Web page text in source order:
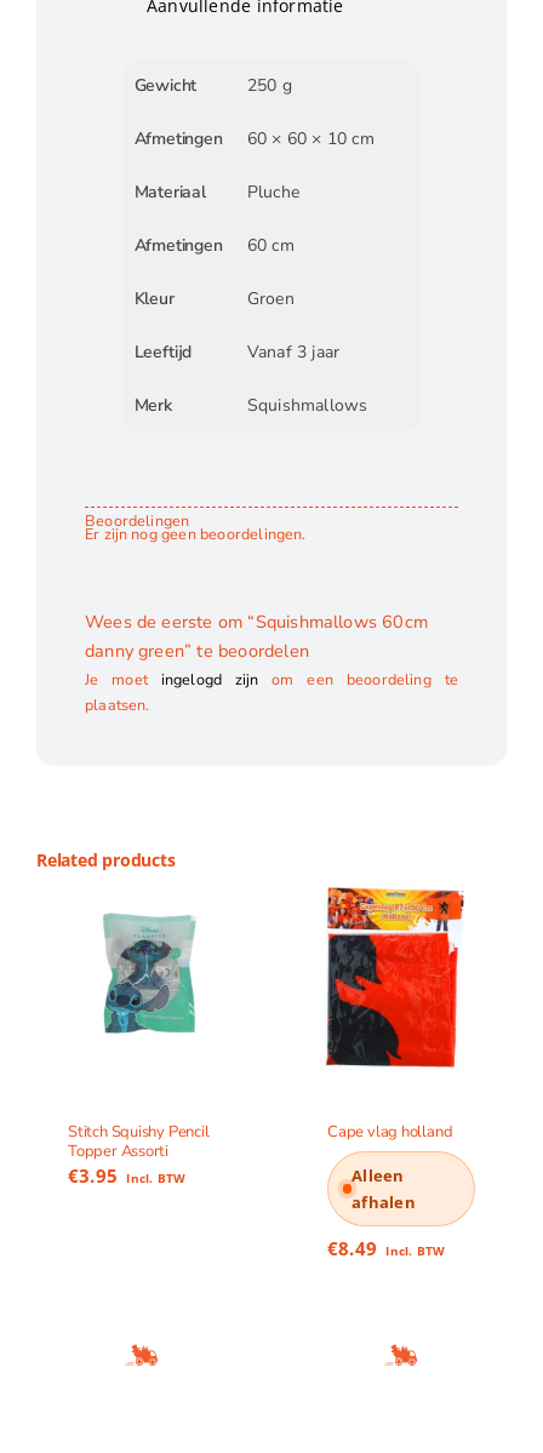
Aanvullende informatie
Gewicht 250 g
Afmetingen 60 × 60 × 10 cm
Materiaal Pluche
Afmetingen 60 cm
Kleur Groen
Leeftijd Vanaf 3 jaar
Merk Squishmallows
Beoordelingen
Er zijn nog geen beoordelingen.
Wees de eerste om “Squishmallows 60cm
danny green” te beoordelen
Je moet ingelogd zijn om een beoordeling te
plaatsen.
Related products
Stitch Squishy Pencil
Topper Assorti
€3.95 Incl. BTW
Cape vlag holland
Alleen
afhalen
€8.49 Incl. BTW